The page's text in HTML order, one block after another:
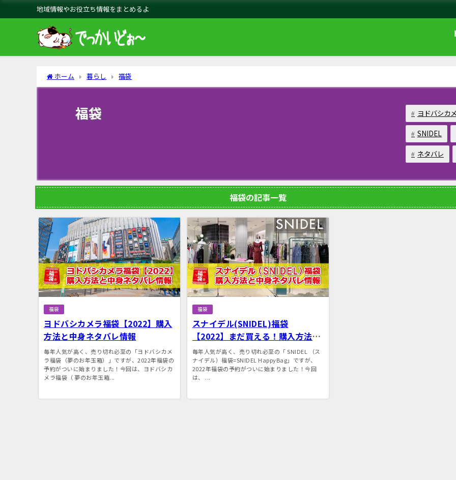
地域情報やお役立ち情報をまとめるよ
ホーム 暮らし 福袋
福袋 ヨドバシカ
SNIDEL
ネタバレ
福袋の記事一覧
福袋
ヨドバシカメラ福袋【2022】購入
方法と中身ネタバレ情報
毎年人気が高く、売り切れ必至の「ヨドバシカメ
ラ福袋（夢のお年玉箱）」ですが、2022年福袋の
予約がついに始まりました！今回は、ヨドバシカ
メラ福袋（ 夢のお年玉箱...
福袋
スナイデル(SNIDEL)福袋
【2022】まだ買える！購入方法と
中身ネタバレ
毎年人気が高く、売り切れ必至の「 SNIDEL （ス
ナイデル）福袋=SNIDEL HappyBag」ですが、
2022年福袋の予約がついに始まりました！今回
は、 ...